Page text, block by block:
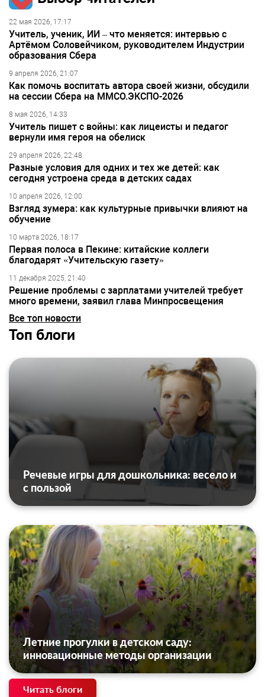
22 мая 2026, 17:17
Учитель, ученик, ИИ – что меняется: интервью с
Артёмом Соловейчиком, руководителем Индустрии
образования Сбера
9 апреля 2026, 21:07
Как помочь воспитать автора своей жизни, обсудили
на сессии Сбера на ММСО.ЭКСПО-2026
8 мая 2026, 14:33
Учитель пишет с войны: как лицеисты и педагог
вернули имя героя на обелиск
29 апреля 2026, 22:48
Разные условия для одних и тех же детей: как
сегодня устроена среда в детских садах
10 апреля 2026, 12:00
Взгляд зумера: как культурные привычки влияют на
обучение
10 марта 2026, 18:17
Первая полоса в Пекине: китайские коллеги
благодарят «Учительскую газету»
11 декабря 2025, 21:40
Решение проблемы с зарплатами учителей требует
много времени, заявил глава Минпросвещения
Все топ новости
Топ блоги
Речевые игры для дошкольника: весело и
с пользой
Летние прогулки в детском саду:
инновационные методы организации
Читать блоги